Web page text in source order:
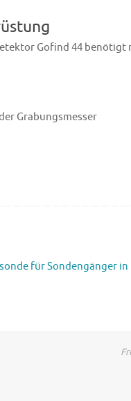
Gofind 44 benötigt
Grabungsmesser
für Sondengänger in